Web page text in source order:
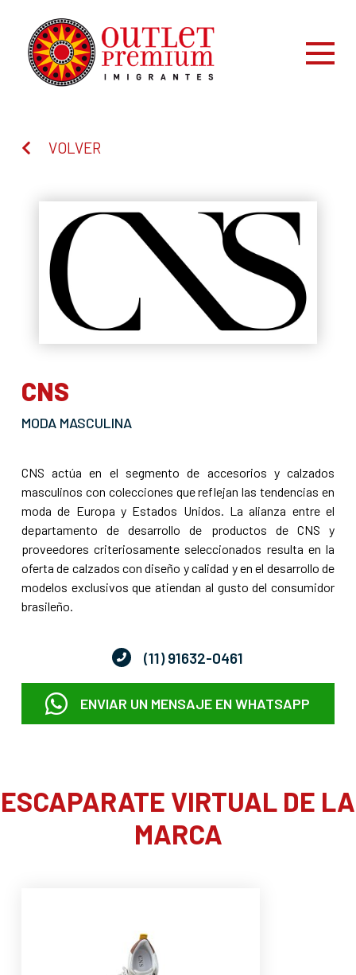
VOLVER
CNS
MODA MASCULINA
CNS actúa en el segmento de accesorios y calzados
masculinos con colecciones que reflejan las tendencias en
moda de Europa y Estados Unidos. La alianza entre el
departamento de desarrollo de productos de CNS y
proveedores criteriosamente seleccionados resulta en la
oferta de calzados con diseño y calidad y en el desarrollo de
modelos exclusivos que atiendan al gusto del consumidor
brasileño.
(11) 91632-0461
ENVIAR UN MENSAJE EN WHATSAPP
ESCAPARATE VIRTUAL DE LA
MARCA